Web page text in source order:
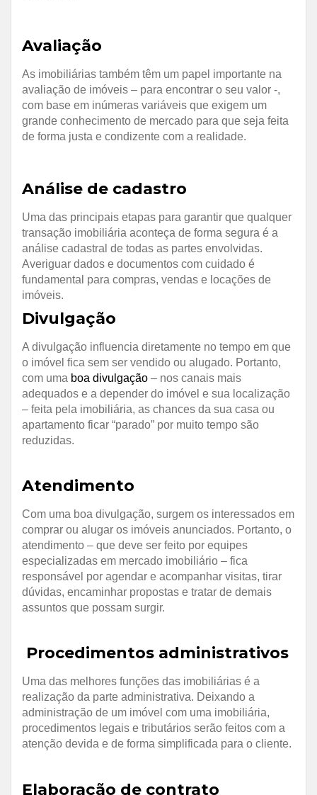
Avaliação
As imobiliárias também têm um papel importante na
avaliação de imóveis – para encontrar o seu valor -,
com base em inúmeras variáveis que exigem um
grande conhecimento de mercado para que seja feita
de forma justa e condizente com a realidade.
Análise de cadastro
Uma das principais etapas para garantir que qualquer
transação imobiliária aconteça de forma segura é a
análise cadastral de todas as partes envolvidas.
Averiguar dados e documentos com cuidado é
fundamental para compras, vendas e locações de
imóveis.
Divulgação
A divulgação influencia diretamente no tempo em que
o imóvel fica sem ser vendido ou alugado. Portanto,
com uma boa divulgação – nos canais mais
adequados e a depender do imóvel e sua localização
– feita pela imobiliária, as chances da sua casa ou
apartamento ficar “parado” por muito tempo são
reduzidas.
Atendimento
Com uma boa divulgação, surgem os interessados em
comprar ou alugar os imóveis anunciados. Portanto, o
atendimento – que deve ser feito por equipes
especializadas em mercado imobiliário – fica
responsável por agendar e acompanhar visitas, tirar
dúvidas, encaminhar propostas e tratar de demais
assuntos que possam surgir.
Procedimentos administrativos
Uma das melhores funções das imobiliárias é a
realização da parte administrativa. Deixando a
administração de um imóvel com uma imobiliária,
procedimentos legais e tributários serão feitos com a
atenção devida e de forma simplificada para o cliente.
Elaboração de contrato